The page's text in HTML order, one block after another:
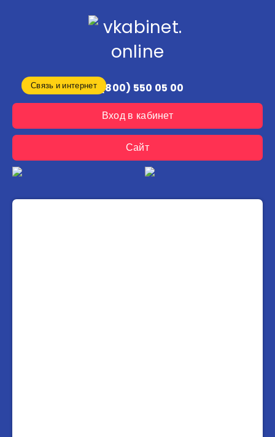
Связь и интернет8 (800) 550 05 00
Вход в кабинет
Сайт